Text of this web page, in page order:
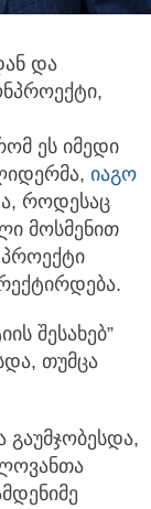
და
ეს იმედი
იაგო
როდესაც
მოსმენით
პროექტი
შესახებ”
თუმცა
გაუმჯობესდა,